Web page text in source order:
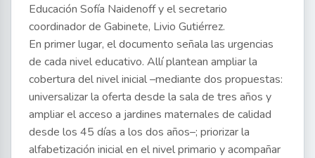
Educación Sofía Naidenoff y el secretario
coordinador de Gabinete, Livio Gutiérrez.
En primer lugar, el documento señala las urgencias
de cada nivel educativo. Allí plantean ampliar la
cobertura del nivel inicial –mediante dos propuestas:
universalizar la oferta desde la sala de tres años y
ampliar el acceso a jardines maternales de calidad
desde los 45 días a los dos años–; priorizar la
alfabetización inicial en el nivel primario y acompañar